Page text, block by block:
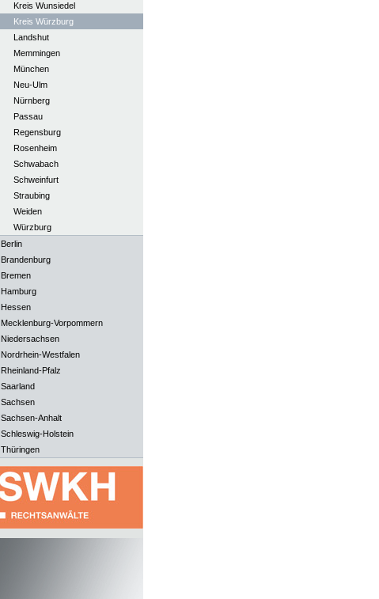
Kreis Wunsiedel
Kreis Würzburg
Landshut
Memmingen
München
Neu-Ulm
Nürnberg
Passau
Regensburg
Rosenheim
Schwabach
Schweinfurt
Straubing
Weiden
Würzburg
Berlin
Brandenburg
Bremen
Hamburg
Hessen
Mecklenburg-Vorpommern
Niedersachsen
Nordrhein-Westfalen
Rheinland-Pfalz
Saarland
Sachsen
Sachsen-Anhalt
Schleswig-Holstein
Thüringen